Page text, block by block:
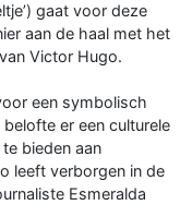
gaat voor deze
aan de haal met het
Victor Hugo.
een symbolisch
er een culturele
bieden aan
leeft verborgen in de
Esmeralda